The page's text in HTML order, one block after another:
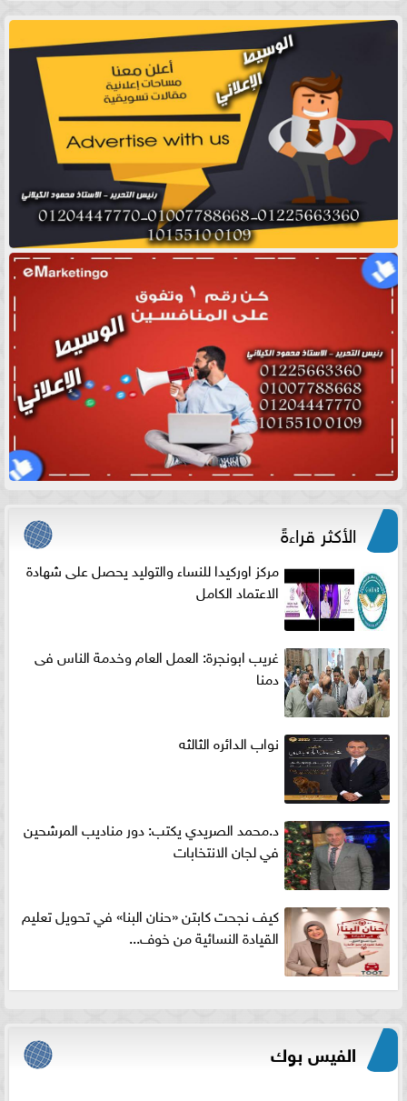
الأكثر قراءةً
مركز اوركيدا للنساء والتوليد يحصل على شهادة
الاعتماد الكامل
غريب ابونجرة: العمل العام وخدمة الناس فى
دمنا
نواب الدائره الثالثه
د.محمد الصريدي يكتب: دور مناديب المرشحين
في لجان الانتخابات
كيف نجحت كابتن «حنان البنا» في تحويل تعليم
القيادة النسائية من خوف...
الفيس بوك